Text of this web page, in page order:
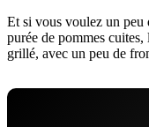
Et si vous voulez un peu
purée de pommes
grillé, avec un peu de